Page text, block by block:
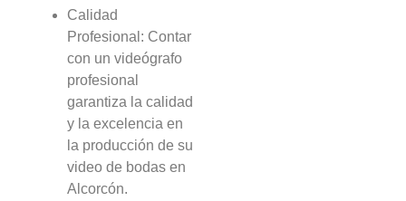
Calidad
Profesional: Contar
con un videógrafo
profesional
garantiza la calidad
y la excelencia en
la producción de su
video de bodas en
Alcorcón.